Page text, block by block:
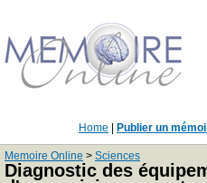
Home Publier un
Memoire Online > Sciences
Diagnostic des